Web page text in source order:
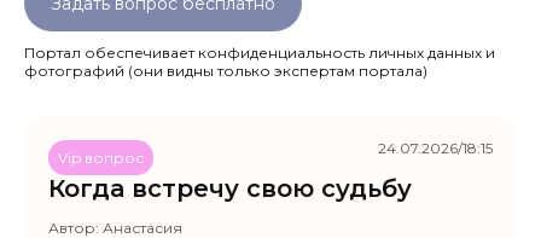
Портал обеспечивает конфиденциальность личных данных и
фотографий (они видны только экспертам портала)
Когда встречу свою судьбу
Vip вопрос
Автор: Анастасия
24.07.2026/18:15